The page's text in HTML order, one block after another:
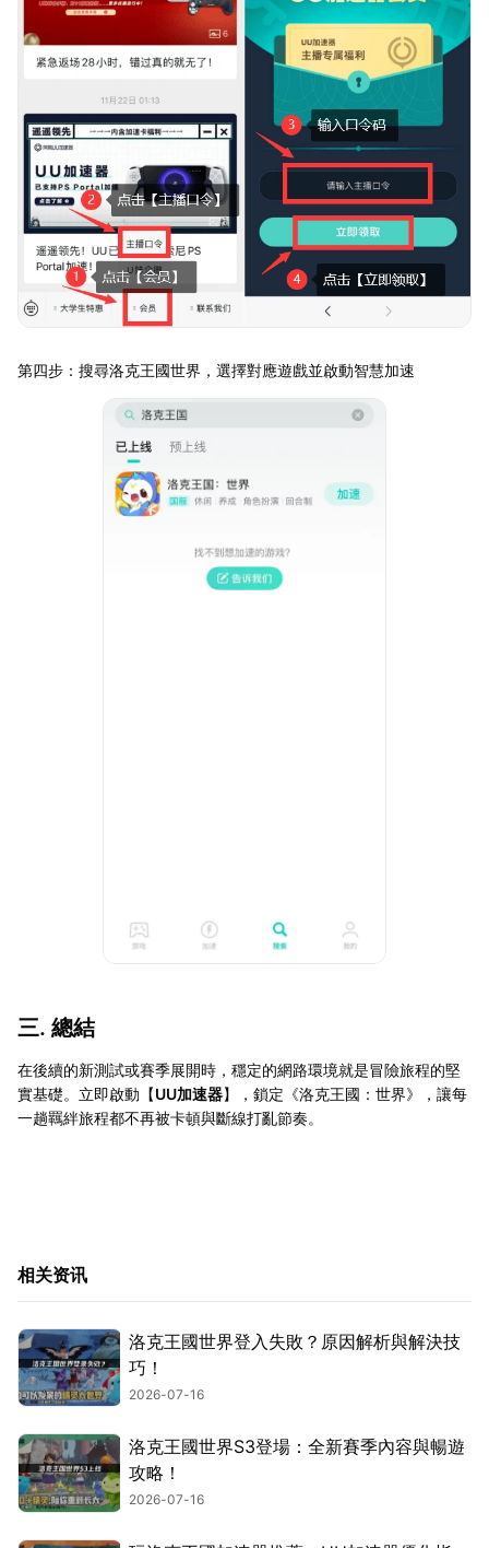
第四步：搜尋洛克王國世界，選擇對應遊戲並啟動智慧加速
三. 總結
在後續的新測試或賽季展開時，穩定的網路環境就是冒險旅程的堅
實基礎。立即啟動【UU加速器】，鎖定《洛克王國：世界》，讓每
一趟羈絆旅程都不再被卡頓與斷線打亂節奏。
相关资讯
洛克王國世界登入失敗？原因解析與解決技
巧！
2026-07-16
洛克王國世界S3登場：全新賽季內容與暢遊
攻略！
2026-07-16